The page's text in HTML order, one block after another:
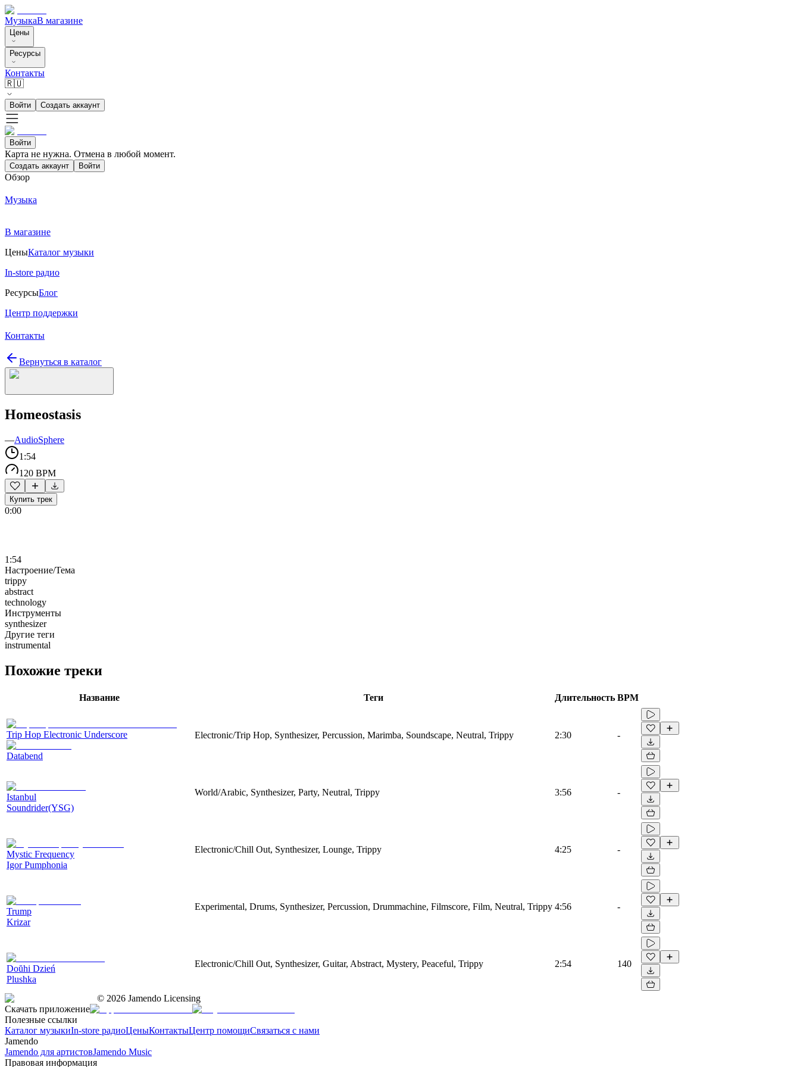
МузыкаВ магазине
Цены
Ресурсы
Контакты
🇷🇺
Войти Создать аккаунт
Войти
Карта не нужна. Отмена в любой момент.
Создать аккаунт Войти
Обзор
Музыка
В магазине
ЦеныКаталог музыки
In-store радио
РесурсыБлог
Центр поддержки
Контакты
Вернуться в каталог
Homeostasis
—AudioSphere
1:54
120 BPM
Купить трек
0:00
1:54
Настроение/Тема
trippy
abstract
technology
Инструменты
synthesizer
Другие теги
instrumental
Похожие треки
Название Теги Длительность BPM
Trip Hop Electronic Underscore
Databend
Electronic/Trip Hop, Synthesizer, Percussion, Marimba, Soundscape, Neutral, Trippy 2:30 -
Istanbul
Soundrider(YSG)
World/Arabic, Synthesizer, Party, Neutral, Trippy 3:56 -
Mystic Frequency
Igor Pumphonia
Electronic/Chill Out, Synthesizer, Lounge, Trippy 4:25 -
Trump
Krizar
Experimental, Drums, Synthesizer, Percussion, Drummachine, Filmscore, Film, Neutral, Trippy 4:56 -
Doŭhi Dzień
Plushka
Electronic/Chill Out, Synthesizer, Guitar, Abstract, Mystery, Peaceful, Trippy 2:54 140
© 2026 Jamendo Licensing
Скачать приложение
Полезные ссылки
Каталог музыкиIn-store радиоЦеныКонтактыЦентр помощиСвязаться с нами
Jamendo
Jamendo для артистовJamendo Music
Правовая информация